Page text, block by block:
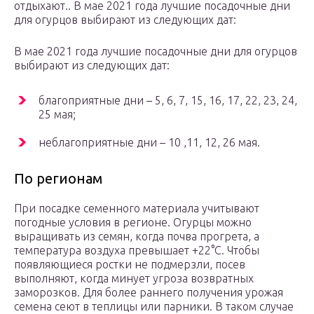
отдыхают.. В мае 2021 года лучшие посадочные дни
для огурцов выбирают из следующих дат:
В мае 2021 года лучшие посадочные дни для огурцов
выбирают из следующих дат:
благоприятные дни – 5, 6, 7, 15, 16, 17, 22, 23, 24,
25 мая;
неблагоприятные дни – 10 ,11, 12, 26 мая.
По регионам
При посадке семенного материала учитывают
погодные условия в регионе. Огурцы можно
выращивать из семян, когда почва прогрета, а
температура воздуха превышает +22°С. Чтобы
появляющиеся ростки не подмерзли, посев
выполняют, когда минует угроза возвратных
заморозков. Для более раннего получения урожая
семена сеют в теплицы или парники. В таком случае